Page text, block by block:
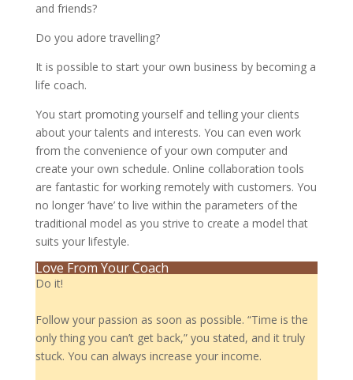
and friends?
Do you adore travelling?
It is possible to start your own business by becoming a
life coach.
You start promoting yourself and telling your clients
about your talents and interests. You can even work
from the convenience of your own computer and
create your own schedule. Online collaboration tools
are fantastic for working remotely with customers. You
no longer ‘have’ to live within the parameters of the
traditional model as you strive to create a model that
suits your lifestyle.
Love From Your Coach
Do it!
Follow your passion as soon as possible. “Time is the
only thing you can’t get back,” you stated, and it truly
stuck. You can always increase your income.